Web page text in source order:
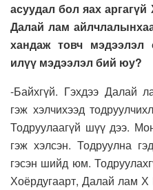
асуудал бол яах
Далай лам
хандаж товч мэдээлэл
илүү мэдээлэл бий юу?
-Байхгүй. Гэхдээ Далай
гэж хэлчихээд
Тодруулаагүй шүү дээ.
гэж хэлсэн. Тодруулна
гэсэн шийд юм.
Хоёрдугаарт, Далай лам Х